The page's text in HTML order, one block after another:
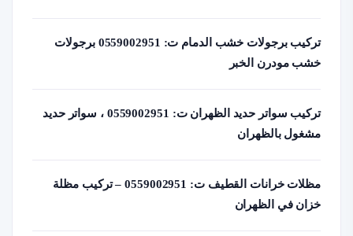
تركيب برجولات خشب الدمام ت: 0559002951 برجولات
خشب مودرن الخبر
تركيب سواتر حديد الظهران ت: 0559002951 ، سواتر حديد
مشغول بالظهران
مظلات خرانات القطيف ت: 0559002951 – تركيب مظلة
خزان في الظهران